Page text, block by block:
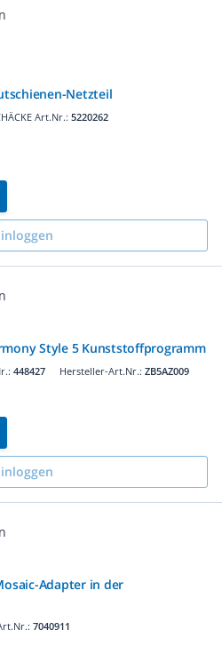
Netzteil
Art.Nr.: 5220262
Style 5 Kunststoffprogramm
448427 Hersteller-Art.Nr.: ZB5AZ009
Adapter in der
7040911